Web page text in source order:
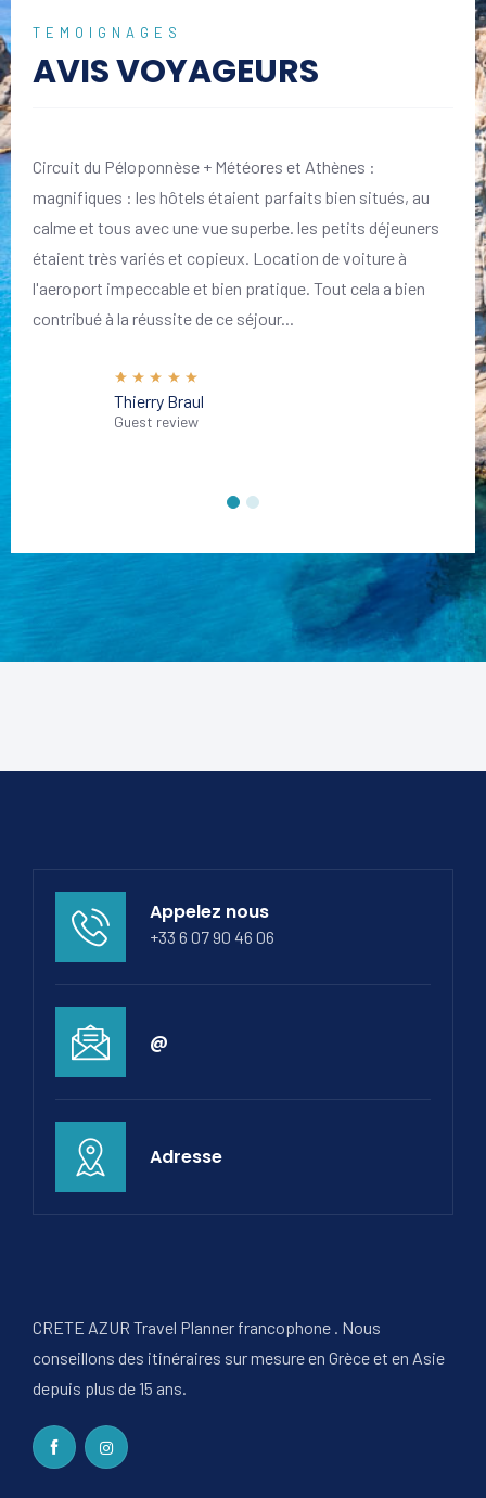
TEMOIGNAGES
AVIS VOYAGEURS
Circuit du Péloponnèse + Météores et Athènes :
magnifiques : les hôtels étaient parfaits bien situés, au
calme et tous avec une vue superbe. les petits déjeuners
étaient très variés et copieux. Location de voiture à
l'aeroport impeccable et bien pratique. Tout cela a bien
contribué à la réussite de ce séjour...
Thierry Braul
Guest review
Appelez nous
+33 6 07 90 46 06
@
Adresse
CRETE AZUR Travel Planner francophone . Nous
conseillons des itinéraires sur mesure en Grèce et en Asie
depuis plus de 15 ans.